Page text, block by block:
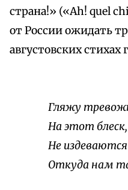
страна!» («Ah! quel
от России ожидать
августовских стихах
Гляжу
На этот
Не
Откуда нам